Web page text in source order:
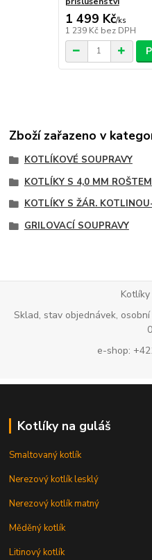
1 499 Kč/ks
1 239 Kč bez DPH
Zboží zařazeno v
KOTLÍKOVÉ SOUPRAVY
KOTLÍKY S 4,0 MM ROŠTEM
KOTLÍKY S ŽÁR.
GRILOVACÍ SOUPRAVY
Sklad, stav objednávek,
e-shop:
Kotlíky na guláš
Smaltovaný kotlík
Nerezový kotlík lesklý
Nerezový kotlík matný
Měděný kotlík
Litinový kotlík